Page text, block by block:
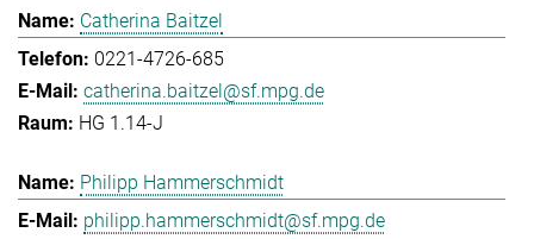
Catherina Baitzel
0221-4726-685
catherina.baitzel@sf.mpg.de
HG 1.14-J
Philipp Hammerschmidt
philipp.hammerschmidt@sf.mpg.de